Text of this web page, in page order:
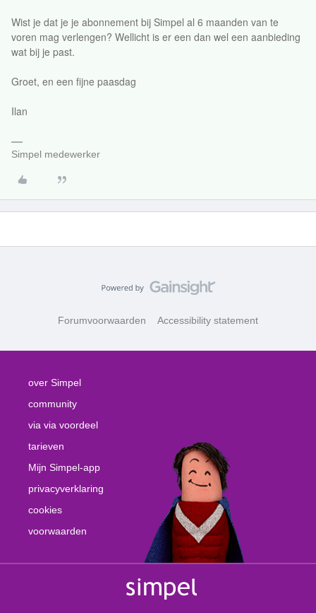
Wist je dat je je abonnement bij Simpel al 6 maanden van te
voren mag verlengen? Wellicht is er een dan wel een aanbieding
wat bij je past.
Groet, en een fijne paasdag
Ilan
Simpel medewerker
Forumvoorwaarden Accessibility statement
over Simpel
community
via via voordeel
tarieven
Mijn Simpel-app
privacyverklaring
cookies
voorwaarden